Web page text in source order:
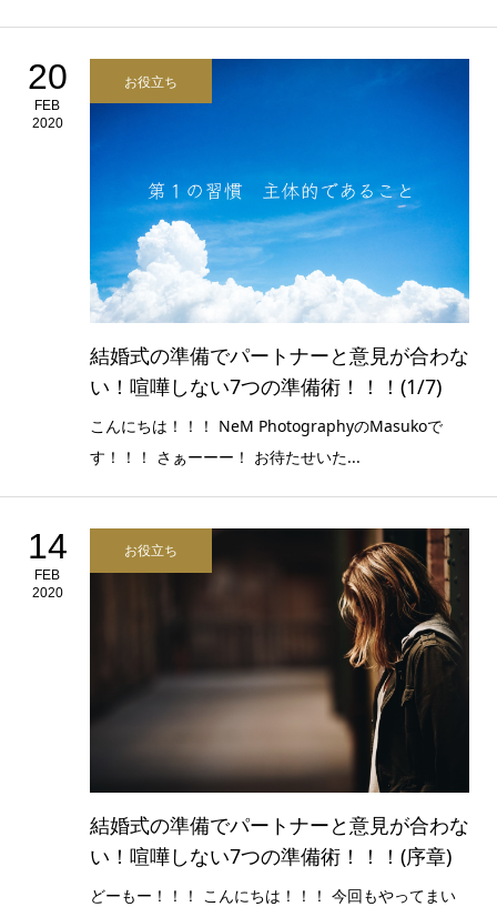
20
FEB
2020
お役立ち
結婚式の準備でパートナーと意見が合わな
い！喧嘩しない7つの準備術！！！(1/7)
こんにちは！！！ NeM PhotographyのMasukoで
す！！！ さぁーーー！ お待たせいた...
14
FEB
2020
お役立ち
結婚式の準備でパートナーと意見が合わな
い！喧嘩しない7つの準備術！！！(序章)
どーもー！！！ こんにちは！！！ 今回もやってまい